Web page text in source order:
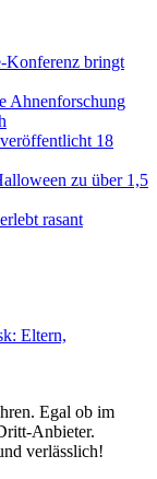
Konferenz bringt
Ahnenforschung
18
zu über 1,5
rasant
Eltern,
Egal ob im
Anbieter.
verlässlich!